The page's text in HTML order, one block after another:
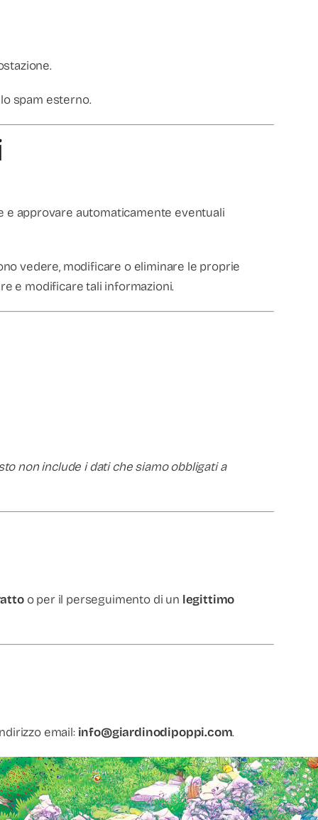
spam esterno.
approvare automaticamente eventuali
vedere, modificare o eliminare le proprie
e modificare tali informazioni.
non include i dati che siamo obbligati a
o per il perseguimento di un legittimo
email: info@giardinodipoppi.com.